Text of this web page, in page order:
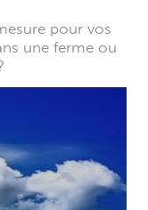
pour vos
une ferme ou